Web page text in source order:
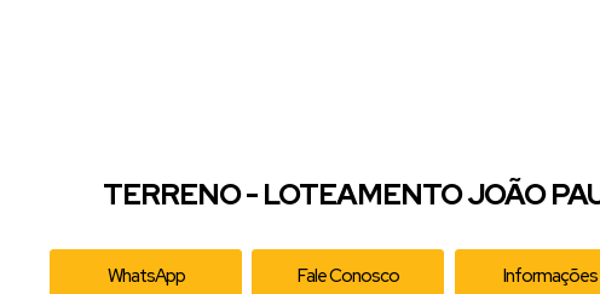
TERRENO - LOTEAMENTO JOÃO
WhatsApp Fale Conosco Informações